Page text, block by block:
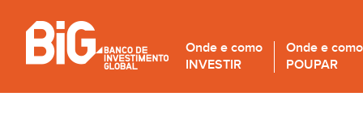
Onde e como
INVESTIR
Onde e como
POUPAR